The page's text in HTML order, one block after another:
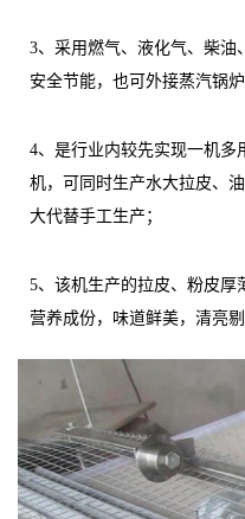
3、采用燃气、液化气、柴油
安全节能，也可外接蒸汽锅
4、是行业内较先实现一机多
机，可同时生产水大拉皮、
大代替手工生产；
5、该机生产的拉皮、粉皮厚
营养成份，味道鲜美，清亮剔